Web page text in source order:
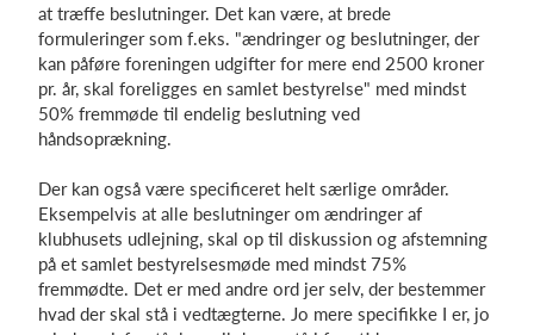
at træffe beslutninger. Det kan være, at brede
formuleringer som f.eks. "ændringer og beslutninger, der
kan påføre foreningen udgifter for mere end 2500 kroner
pr. år, skal foreligges en samlet bestyrelse" med mindst
50% fremmøde til endelig beslutning ved
håndsoprækning.
Der kan også være specificeret helt særlige områder.
Eksempelvis at alle beslutninger om ændringer af
klubhusets udlejning, skal op til diskussion og afstemning
på et samlet bestyrelsesmøde med mindst 75%
fremmødte. Det er med andre ord jer selv, der bestemmer
hvad der skal stå i vedtægterne. Jo mere specifikke I er, jo